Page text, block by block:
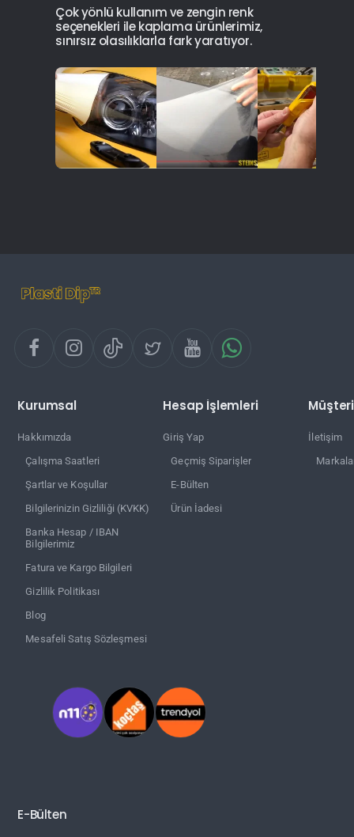
Çok yönlü kullanım ve zengin renk
seçenekleri ile kaplama ürünlerimiz,
sınırsız olasılıklarla fark yaratıyor.
Kurumsal
Hakkımızda
Çalışma Saatleri
Şartlar ve Koşullar
Bilgilerinizin Gizliliği (KVKK)
Banka Hesap / IBAN
Bilgilerimiz
Fatura ve Kargo Bilgileri
Gizlilik Politikası
Blog
Mesafeli Satış Sözleşmesi
Hesap İşlemleri
Giriş Yap
Geçmiş Siparişler
E-Bülten
Ürün İadesi
İletişim
E-Bülten